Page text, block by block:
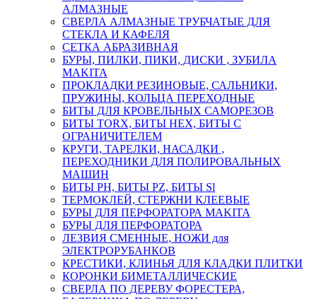
АЛМАЗНЫЕ
СВЕРЛА АЛМАЗНЫЕ ТРУБЧАТЫЕ ДЛЯ
СТЕКЛА И КАФЕЛЯ
СЕТКА АБРАЗИВНАЯ
БУРЫ, ПИЛКИ, ПИКИ, ДИСКИ , ЗУБИЛА
MAKITA
ПРОКЛАДКИ РЕЗИНОВЫЕ, САЛЬНИКИ,
ПРУЖИНЫ, КОЛЬЦА ПЕРЕХОДНЫЕ
БИТЫ ДЛЯ КРОВЕЛЬНЫХ САМОРЕЗОВ
БИТЫ TORX, БИТЫ НЕХ, БИТЫ С
ОГРАНИЧИТЕЛЕМ
КРУГИ, ТАРЕЛКИ, НАСАДКИ ,
ПЕРЕХОДНИКИ ДЛЯ ПОЛИРОВАЛЬНЫХ
МАШИН
БИТЫ PH, БИТЫ PZ, БИТЫ Sl
ТЕРМОКЛЕЙ, СТЕРЖНИ КЛЕЕВЫЕ
БУРЫ ДЛЯ ПЕРФОРАТОРА MAKITA
БУРЫ ДЛЯ ПЕРФОРАТОРА
ЛЕЗВИЯ СМЕННЫЕ, НОЖИ для
ЭЛЕКТРОРУБАНКОВ
КРЕСТИКИ, КЛИНЬЯ ДЛЯ КЛАДКИ ПЛИТКИ
КОРОНКИ БИМЕТАЛЛИЧЕСКИЕ
СВЕРЛА ПО ДЕРЕВУ ФОРЕСТЕРА,